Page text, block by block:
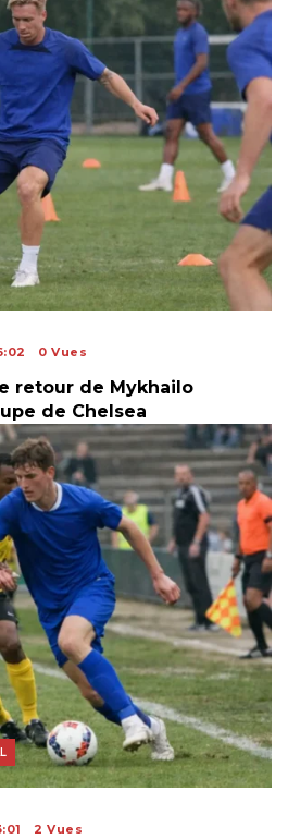
0 Vues
retour de Mykhailo
de Chelsea
2 Vues